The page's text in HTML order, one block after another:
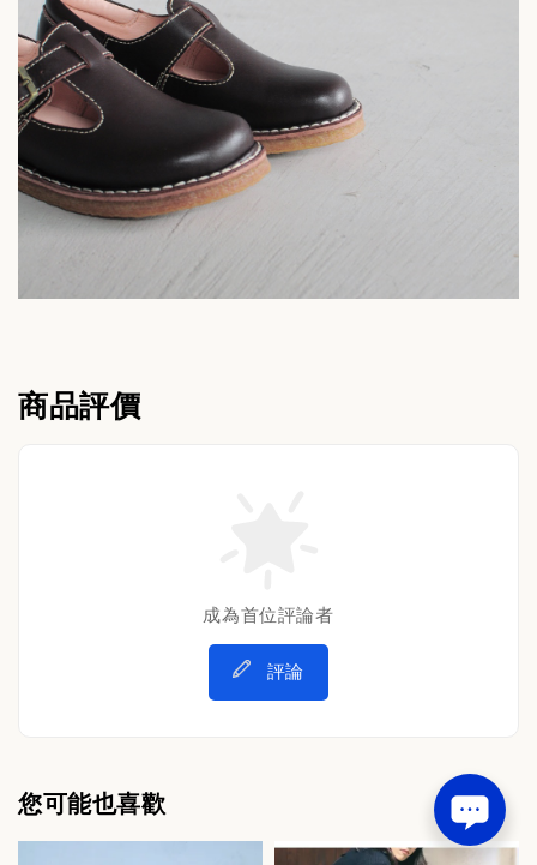
商品評價
成為首位評論者
評論
您可能也喜歡